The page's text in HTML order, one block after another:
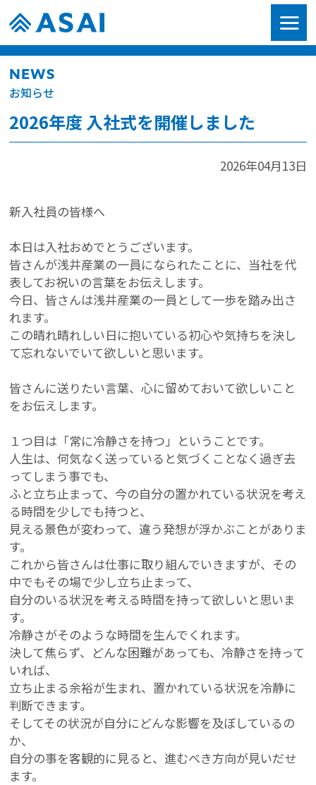
NEWS
お知らせ
2026年度 入社式を開催しました
2026年04月13日
新入社員の皆様へ
本日は入社おめでとうございます。
皆さんが浅井産業の一員になられたことに、当社を代
表してお祝いの言葉をお伝えします。
今日、皆さんは浅井産業の一員として一歩を踏み出さ
れます。
この晴れ晴れしい日に抱いている初心や気持ちを決し
て忘れないでいて欲しいと思います。
皆さんに送りたい言葉、心に留めておいて欲しいこと
をお伝えします。
１つ目は「常に冷静さを持つ」ということです。
人生は、何気なく送っていると気づくことなく過ぎ去
ってしまう事でも、
ふと立ち止まって、今の自分の置かれている状況を考え
る時間を少しでも持つと、
見える景色が変わって、違う発想が浮かぶことがありま
す。
これから皆さんは仕事に取り組んでいきますが、その
中でもその場で少し立ち止まって、
自分のいる状況を考える時間を持って欲しいと思いま
す。
冷静さがそのような時間を生んでくれます。
決して焦らず、どんな困難があっても、冷静さを持って
いれば、
立ち止まる余裕が生まれ、置かれている状況を冷静に
判断できます。
そしてその状況が自分にどんな影響を及ぼしているの
か、
自分の事を客観的に見ると、進むべき方向が見いだせ
ます。